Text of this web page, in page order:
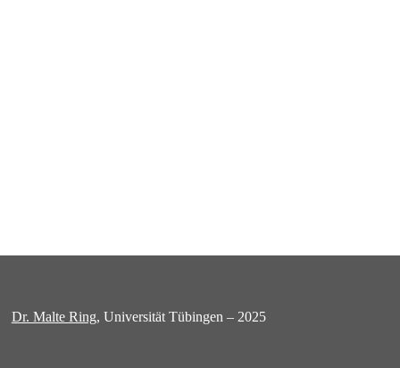
Dr. Malte Ring, Universität Tübingen – 2025